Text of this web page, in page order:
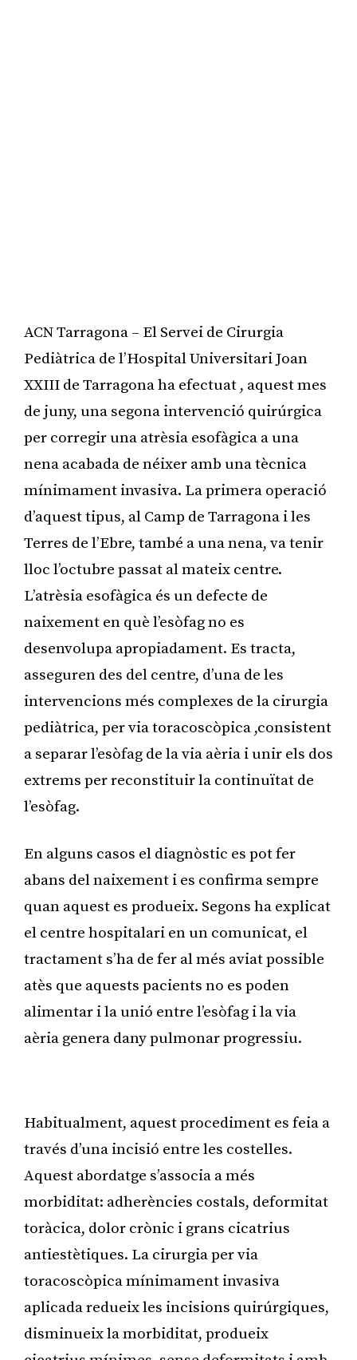
ACN Tarragona – El Servei de Cirurgia
Pediàtrica de l’Hospital Universitari Joan
XXIII de Tarragona ha efectuat , aquest mes
de juny, una segona intervenció quirúrgica
per corregir una atrèsia esofàgica a una
nena acabada de néixer amb una tècnica
mínimament invasiva. La primera operació
d’aquest tipus, al Camp de Tarragona i les
Terres de l’Ebre, també a una nena, va tenir
lloc l’octubre passat al mateix centre.
L’atrèsia esofàgica és un defecte de
naixement en què l’esòfag no es
desenvolupa apropiadament. Es tracta,
asseguren des del centre, d’una de les
intervencions més complexes de la cirurgia
pediàtrica, per via toracoscòpica ,consistent
a separar l’esòfag de la via aèria i unir els dos
extrems per reconstituir la continuïtat de
l’esòfag.
En alguns casos el diagnòstic es pot fer
abans del naixement i es confirma sempre
quan aquest es produeix. Segons ha explicat
el centre hospitalari en un comunicat, el
tractament s’ha de fer al més aviat possible
atès que aquests pacients no es poden
alimentar i la unió entre l’esòfag i la via
aèria genera dany pulmonar progressiu.
Habitualment, aquest procediment es feia a
través d’una incisió entre les costelles.
Aquest abordatge s’associa a més
morbiditat: adherències costals, deformitat
toràcica, dolor crònic i grans cicatrius
antiestètiques. La cirurgia per via
toracoscòpica mínimament invasiva
aplicada redueix les incisions quirúrgiques,
disminueix la morbiditat, produeix